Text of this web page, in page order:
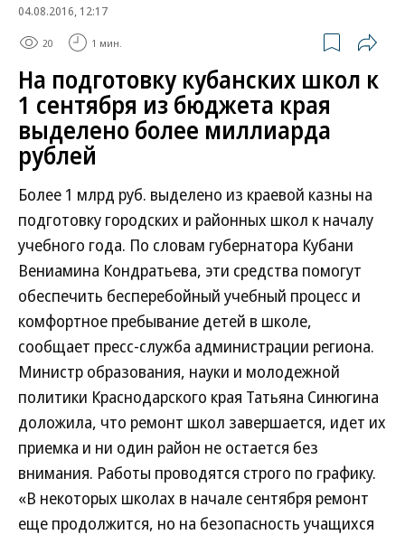
04.08.2016, 12:17
20 1 мин.
На подготовку кубанских школ к
1 сентября из бюджета края
выделено более миллиарда
рублей
Более 1 млрд руб. выделено из краевой казны на
подготовку городских и районных школ к началу
учебного года. По словам губернатора Кубани
Вениамина Кондратьева, эти средства помогут
обеспечить бесперебойный учебный процесс и
комфортное пребывание детей в школе,
сообщает пресс-служба администрации региона.
Министр образования, науки и молодежной
политики Краснодарского края Татьяна Синюгина
доложила, что ремонт школ завершается, идет их
приемка и ни один район не остается без
внимания. Работы проводятся строго по графику.
«В некоторых школах в начале сентября ремонт
еще продолжится, но на безопасность учащихся